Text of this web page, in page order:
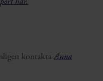
kontaktaAnna